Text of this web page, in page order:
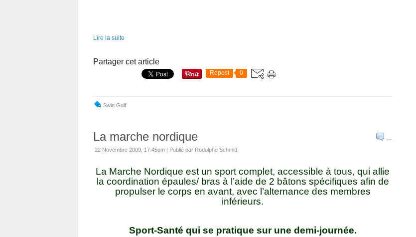
Lire la suite
Partager cet article
Repost 0
Swin Golf
…
La marche nordique
22 Novembre 2009, 17:45pm | Publié par Rodolphe Schmitt
La Marche Nordique est un sport complet, accessible à tous, qui allie
la coordination épaules/ bras à l’aide de 2 bâtons spécifiques afin de
propulser le corps en avant, avec l’alternance des membres
inférieurs.
Sport-Santé qui se pratique sur une demi-journée.